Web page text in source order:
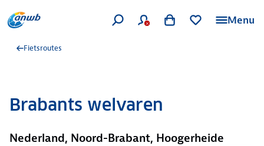
Menu
Fietsroutes
Brabants welvaren
Nederland, Noord-Brabant, Hoogerheide